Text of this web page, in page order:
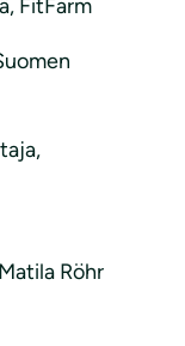
FitFarm
Röhr